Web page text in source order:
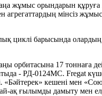
жұмыс орындарын
мінсіз
циклі барысында олардың
орбитасына 17 тоннаға
- РД-0124МС. Fregat
«Бәйтерек» кешені мен
ақ ғылымды дамыту мен